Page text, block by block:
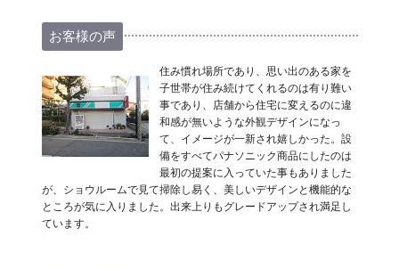
お客様の声
住み慣れ場所であり、思い出のある家を
子世帯が住み続けてくれるのは有り難い
事であり、店舗から住宅に変えるのに違
和感が無いような外観デザインになっ
て、イメージが一新され嬉しかった。設
備をすべてパナソニック商品にしたのは
最初の提案に入っていた事もありました
が、ショウルームで見て掃除し易く、美しいデザインと機能的な
ところが気に入りました。出来上りもグレードアップされ満足し
ています。